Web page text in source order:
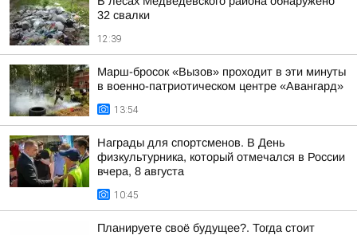
32 свалки
12:39
Марш-бросок «Вызов» проходит в эти минуты
в военно-патриотическом центре «Авангард»
13:54
Награды для спортсменов. В День
физкультурника, который отмечался в России
вчера, 8 августа
10:45
Планируете своё будущее?. Тогда стоит